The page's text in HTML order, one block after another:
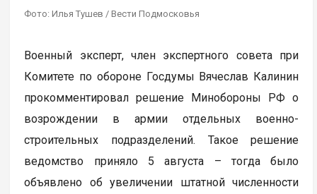
Фото: Илья Тушев / Вести Подмосковья
Военный эксперт, член экспертного совета при
Комитете по обороне Госдумы Вячеслав Калинин
прокомментировал решение Минобороны РФ о
возрождении в армии отдельных военно-
строительных подразделений. Такое решение
ведомство приняло 5 августа – тогда было
объявлено об увеличении штатной численности